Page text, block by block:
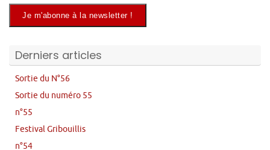
Derniers articles
Sortie du N°56
Sortie du numéro 55
n°55
Festival Gribouillis
n°54